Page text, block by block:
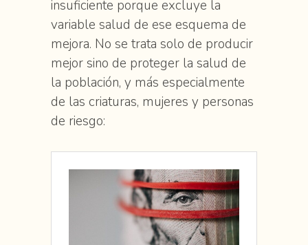
insuficiente porque excluye la
variable salud de ese esquema de
mejora. No se trata solo de producir
mejor sino de proteger la salud de
la población, y más especialmente
de las criaturas, mujeres y personas
de riesgo: